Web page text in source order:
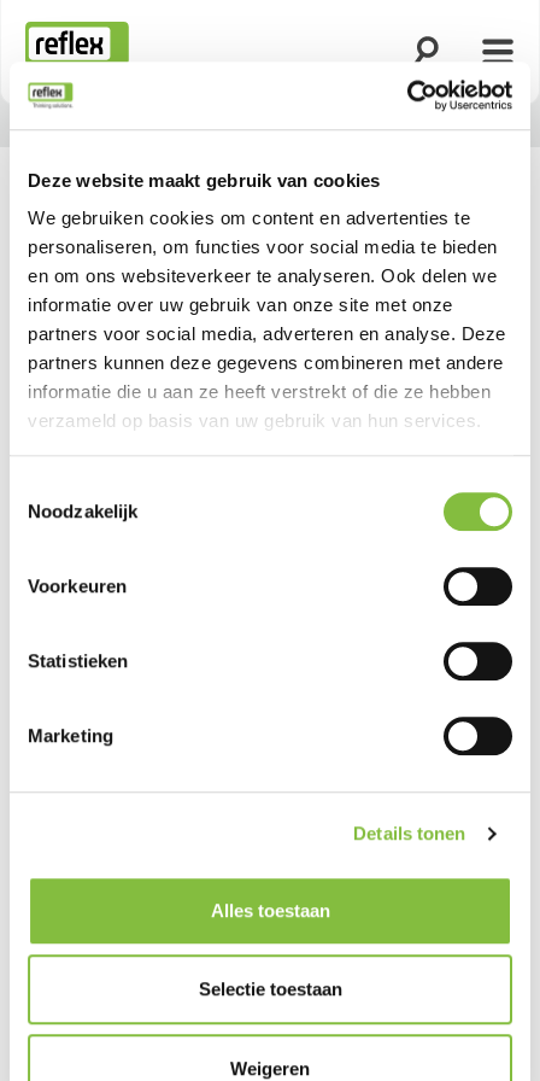
Deze website maakt gebruik van cookies
We gebruiken cookies om content en advertenties te
personaliseren, om functies voor social media te bieden
en om ons websiteverkeer te analyseren. Ook delen we
informatie over uw gebruik van onze site met onze
partners voor social media, adverteren en analyse. Deze
partners kunnen deze gegevens combineren met andere
informatie die u aan ze heeft verstrekt of die ze hebben
verzameld op basis van uw gebruik van hun services.
Noodzakelijk
Voorkeuren
Statistieken
Marketing
Details tonen
Alles toestaan
Selectie toestaan
Weigeren
Homepage
Zoekfunctie